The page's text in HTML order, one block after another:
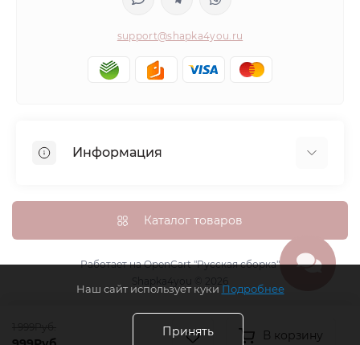
В корзину
support@shapka4you.ru
Информация
Доставка, оплата и бонусные баллы
Гарантия возврата
Политика конфиденциальности
Контакты
Каталог товаров
Работает наOpenCart "Русская сборка"
Наш сайт использует куки Подробнее
Принять